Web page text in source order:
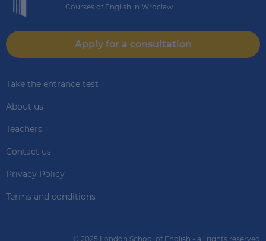
Courses of English in Wroclaw
Apply for a consultation
Take the entrance test
About us
Teachers
Contact us
Privacy Policy
Terms and conditions
© 2025 London School of English - all rights reserved